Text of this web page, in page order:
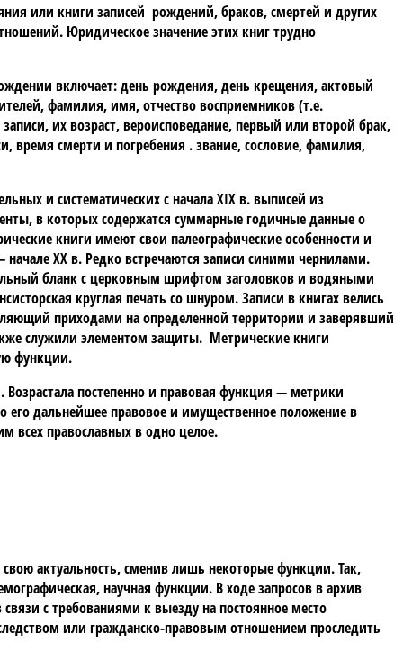
или книги записей рождений, браков, смертей и других
Юридическое значение этих книг трудно
включает: день рождения, день крещения, актовый
фамилия, имя, отчество восприемников (т.е.
их возраст, вероисповедание, первый или второй брак,
время смерти и погребения . звание, сословие, фамилия,
и систематических с начала XIX в. выписей из
в которых содержатся суммарные годичные данные о
книги имеют свои палеографические особенности и
XX в. Редко встречаются записи синими чернилами.
бланк с церковным шрифтом заголовков и водяными
круглая печать со шнуром. Записи в книгах велись
приходами на определенной территории и заверявший
служили элементом защиты. Метрические книги
функции.
постепенно и правовая функция — метрики
его дальнейшее правовое и имущественное положение в
всех православных в одно целое.
актуальность, сменив лишь некоторые функции. Так,
научная функции. В ходе запросов в архив
с требованиями к выезду на постоянное место
или гражданско-правовым отношением проследить